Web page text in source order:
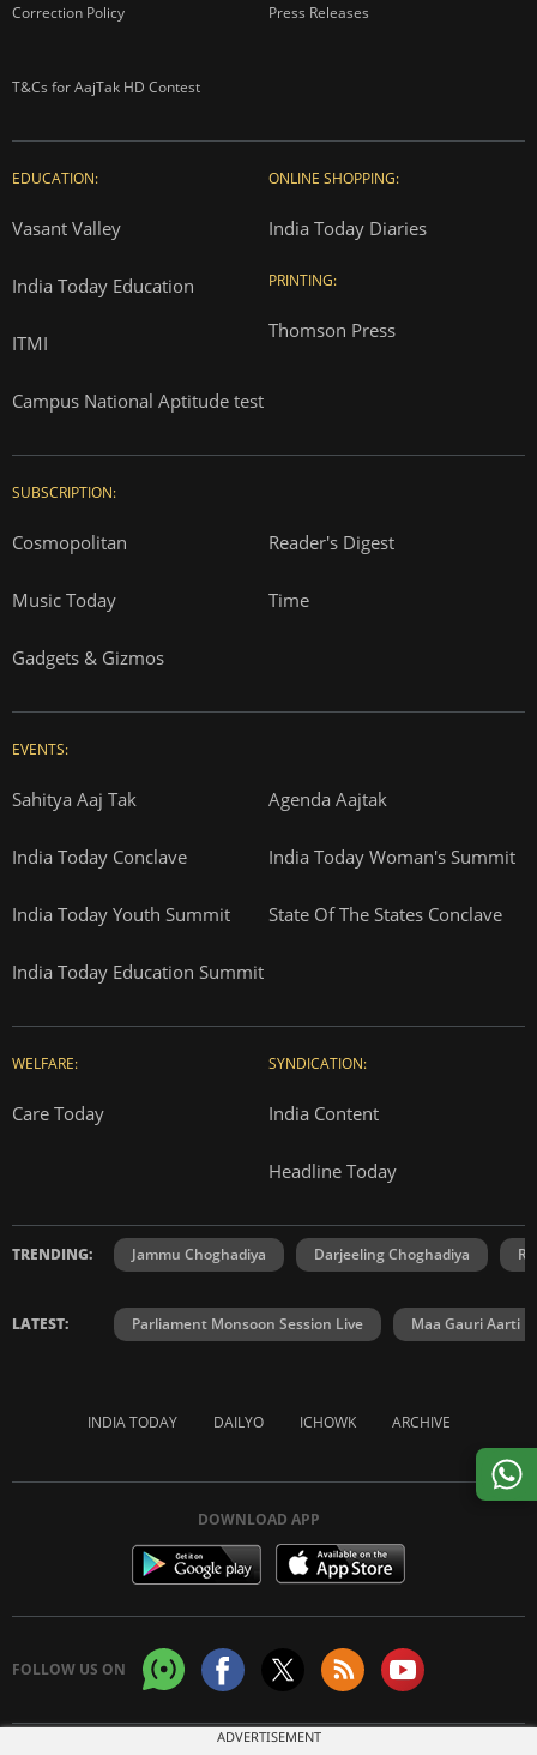
Correction Policy Press Releases
T&Cs for AajTak HD Contest
EDUCATION:
Vasant Valley
India Today Education
ITMI
Campus National Aptitude test
ONLINE SHOPPING:
India Today Diaries
PRINTING:
Thomson Press
SUBSCRIPTION:
Cosmopolitan Reader's Digest
Music Today Time
Gadgets & Gizmos
EVENTS:
Sahitya Aaj Tak Agenda Aajtak
India Today Conclave India Today Woman's Summit
India Today Youth Summit State Of The States Conclave
India Today Education Summit
WELFARE:
Care Today
SYNDICATION:
India Content
Headline Today
TRENDING: Jammu Choghadiya Darjeeling Choghadiya
LATEST: Parliament Monsoon Session Live Maa Gauri Aarti
INDIA TODAY DAILYO ICHOWK ARCHIVE
DOWNLOAD APP
FOLLOW US ON
ADVERTISEMENT